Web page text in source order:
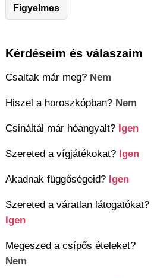
Figyelmes
Kérdéseim és válaszaim
Csaltak már meg? Nem
Hiszel a horoszkópban? Nem
Csináltál már hóangyalt? Igen
Szereted a vígjátékokat? Igen
Akadnak függőségeid? Igen
Szereted a váratlan látogatókat?
Igen
Megeszed a csípős ételeket?
Nem